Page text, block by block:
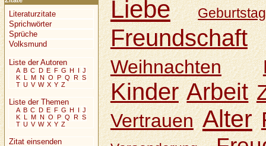
Liebe Geburtstag
Freundschaft
Weihnachten
Kinder Arbeit
Vertrauen Alter
Literaturzitate
Sprichwörter
Sprüche
Volksmund
Liste der Autoren
A B C D E F G H I J
K L M N O P Q R S
T U V W X Y Z
Liste der Themen
A B C D E F G H I J
K L M N O P Q R S
T U V W X Y Z
Zitat einsenden